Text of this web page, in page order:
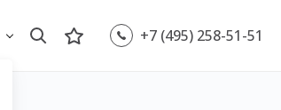
+7 (495) 258-51-51